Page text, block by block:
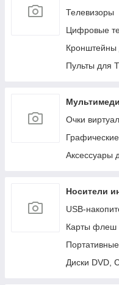
Телевизоры
Цифровые
Кронштейны
Пульты для
Очки
Аксессуары
Носители
USB-
Карты флеш
Диски DVD,